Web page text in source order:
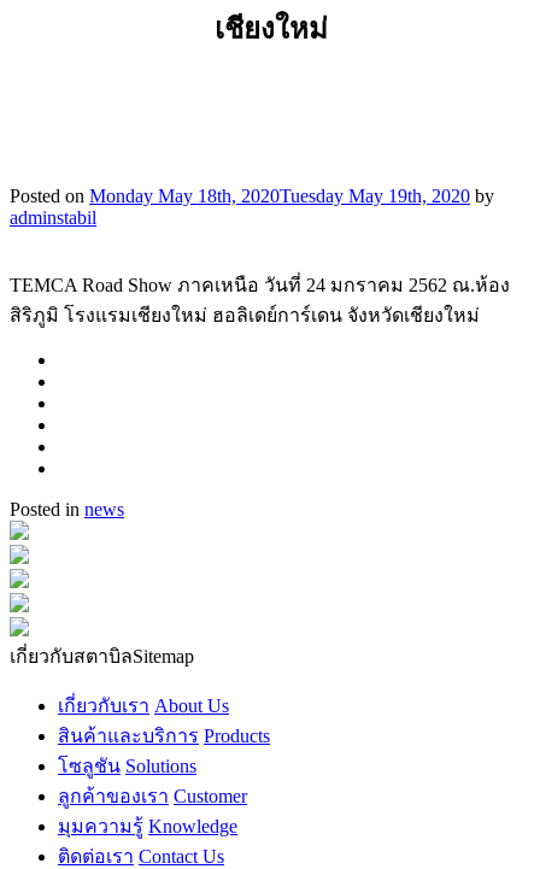
เชียงใหม่
Posted on Monday May 18th, 2020Tuesday May 19th, 2020 by
adminstabil
TEMCA Road Show ภาคเหนือ วันที่ 24 มกราคม 2562 ณ.ห้อง
สิริภูมิ โรงแรมเชียงใหม่ ฮอลิเดย์การ์เดน จังหวัดเชียงใหม่
Posted in news
เกี่ยวกับสตาบิลSitemap
เกี่ยวกับเรา About Us
สินค้าและบริการ Products
โซลูชัน Solutions
ลูกค้าของเรา Customer
มุมความรู้ Knowledge
ติดต่อเรา Contact Us